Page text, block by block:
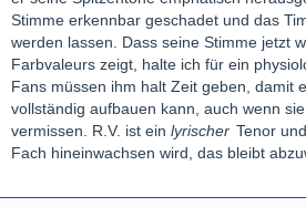
Stimme erkennbar geschadet und das
werden lassen. Dass seine Stimme jetzt
Farbvaleurs zeigt, halte ich für ein
Fans müssen ihm halt Zeit geben, damit
vollständig aufbauen kann, auch wenn
vermissen. R.V. ist ein lyrischer Tenor
Fach hineinwachsen wird, das bleibt